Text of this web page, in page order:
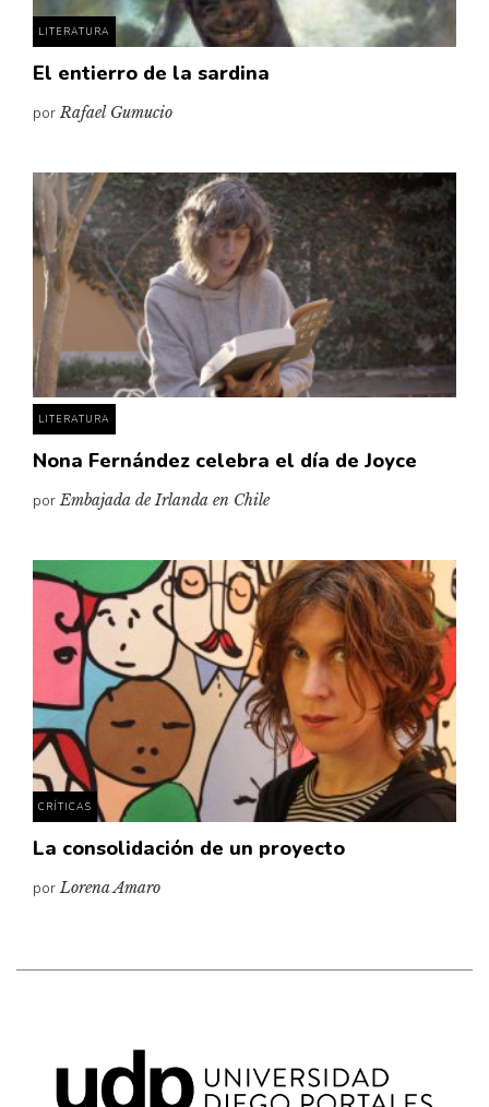
LITERATURA
El entierro de la sardina
porRafael Gumucio
LITERATURA
Nona Fernández celebra el día de Joyce
porEmbajada de Irlanda en Chile
CRÍTICAS
La consolidación de un proyecto
porLorena Amaro